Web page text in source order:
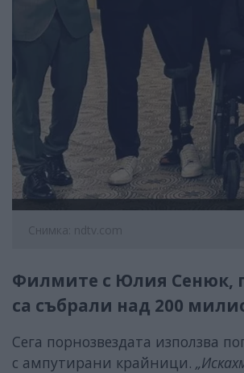
Снимка: ndtv.com
Филмите с Юлия Сенюк,
са събрали над 200
Сега порнозвездата използва
с ампутирани крайници.